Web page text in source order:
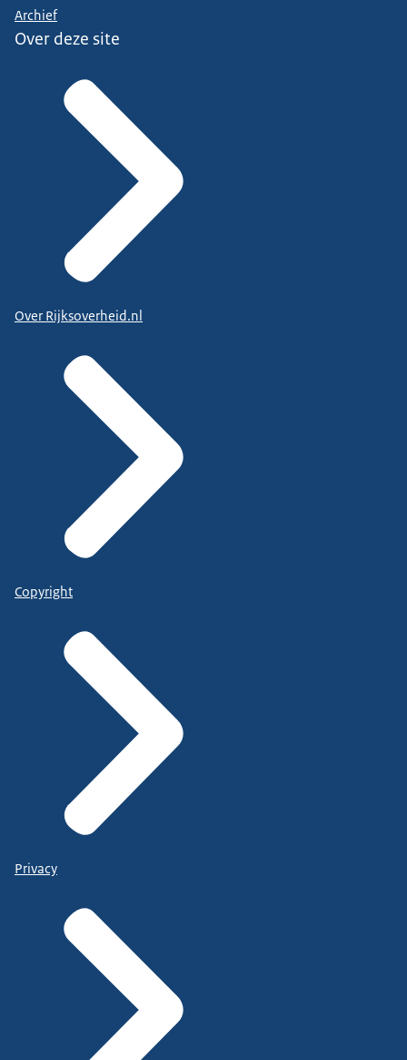
Archief
Over deze site
Over Rijksoverheid.nl
Copyright
Privacy